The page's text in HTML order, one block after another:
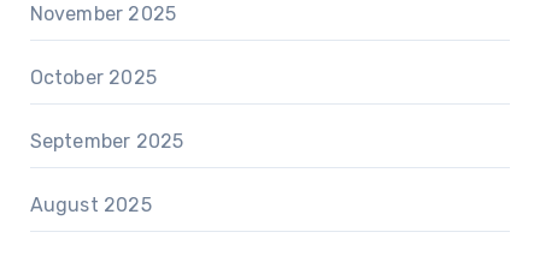
November 2025
October 2025
September 2025
August 2025